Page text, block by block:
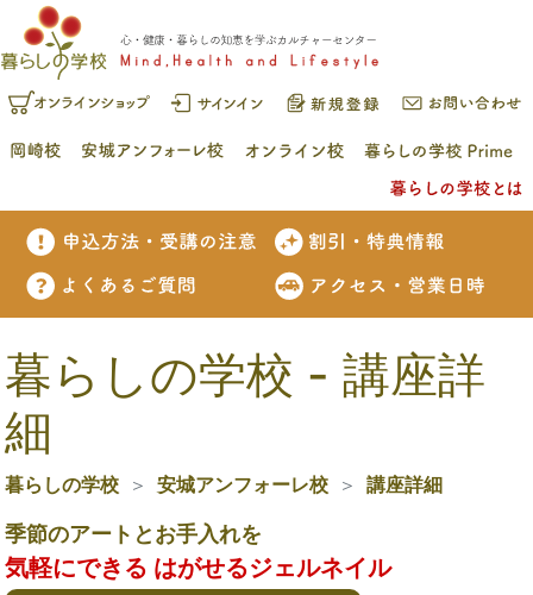
暮らしの学校 - 講座詳
細
暮らしの学校 安城アンフォーレ校 講座詳細
季節のアートとお手入れを
気軽にできる はがせるジェルネイル